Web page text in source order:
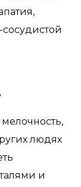
людях
и